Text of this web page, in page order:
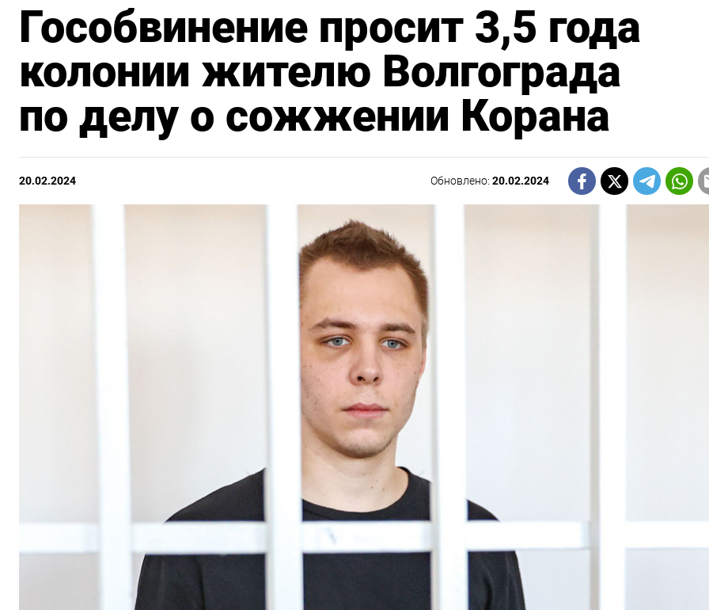
Гособвинение просит 3,5 года
колонии жителю Волгограда
по делу о сожжении Корана
20.02.2024 Обновлено:20.02.2024